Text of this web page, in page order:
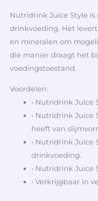
Nutridrink Juice Style
drinkvoeding. Het
en mineralen om
die manier draagt het
voedingstoestand.
Voordelen:
• Nutridrink Juice
• Nutridrink Juice
heeft van
• Nutridrink Juice
drinkvoeding.
• Nutridrink Juice
• Verkrijgbaar in